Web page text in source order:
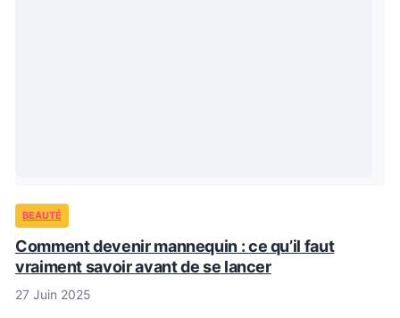
BEAUTÉ
Comment devenir mannequin : ce qu’il faut
vraiment savoir avant de se lancer
27 Juin 2025